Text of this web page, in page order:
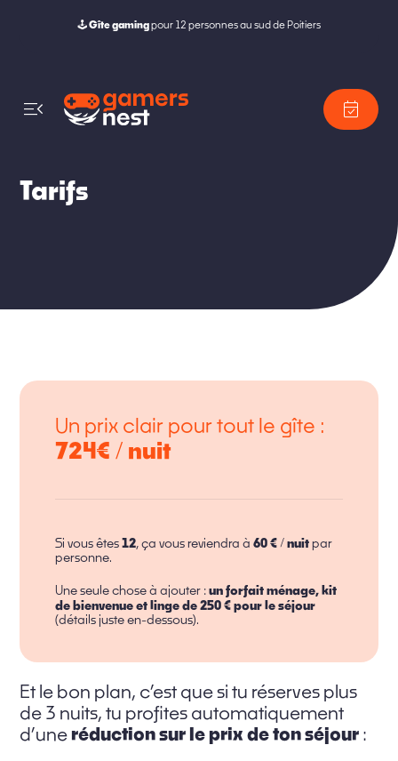
🕹️Gîte gamingpour 12 personnes au sud de Poitiers
menu_open event_available
Tarifs
Un prix clair pour tout le gîte :
724€ / nuit
Si vous êtes12, ça vous reviendra à 60 € / nuitpar
personne.
Une seule chose à ajouter :un forfait ménage, kit
de bienvenue et lingede 250 € pour le séjour
(détails juste en-dessous).
Et le bon plan, c’est que si tu réserves plus
de 3 nuits, tu profites automatiquement
d’uneréduction sur le prix de ton séjour :